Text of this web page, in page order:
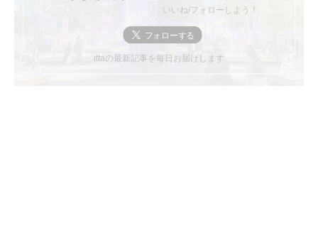
いいね/フォローしよう！
ittaの最新記事を毎日お届けします